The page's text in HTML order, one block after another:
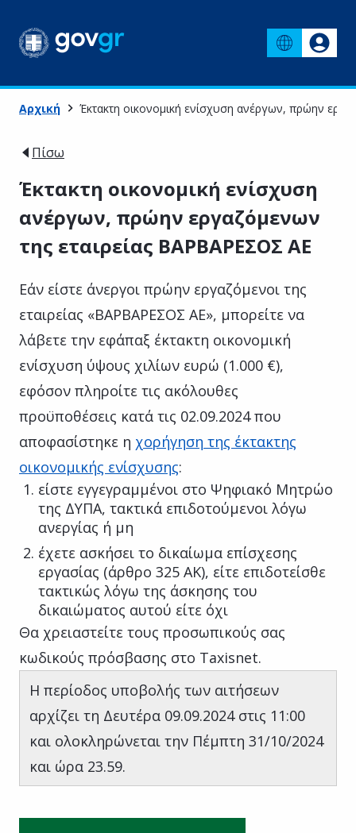
Αρχική Έκτακτη οικονομική ενίσχυση ανέργων, πρώην
Πίσω
Έκτακτη οικονομική ενίσχυση
ανέργων, πρώην εργαζόμενων
της εταιρείας ΒΑΡΒΑΡΕΣΟΣ ΑΕ
Εάν είστε άνεργοι πρώην εργαζόμενοι της
εταιρείας «ΒΑΡΒΑΡΕΣΟΣ ΑΕ», μπορείτε να
λάβετε την εφάπαξ έκτακτη οικονομική
ενίσχυση ύψους χιλίων ευρώ (1.000 €),
εφόσον πληροίτε τις ακόλουθες
προϋποθέσεις κατά τις 02.09.2024 που
αποφασίστηκε η χορήγηση της έκτακτης
οικονομικής ενίσχυσης:
είστε εγγεγραμμένοι στο Ψηφιακό Μητρώο
της ΔΥΠΑ, τακτικά επιδοτούμενοι λόγω
ανεργίας ή μη
έχετε ασκήσει το δικαίωμα επίσχεσης
εργασίας (άρθρο 325 ΑΚ), είτε επιδοτείσθε
τακτικώς λόγω της άσκησης του
δικαιώματος αυτού είτε όχι
Θα χρειαστείτε τους προσωπικούς σας
κωδικούς πρόσβασης στο Taxisnet.
Η περίοδος υποβολής των αιτήσεων
αρχίζει τη Δευτέρα 09.09.2024 στις 11:00
και ολοκληρώνεται την Πέμπτη 31/10/2024
και ώρα 23.59.